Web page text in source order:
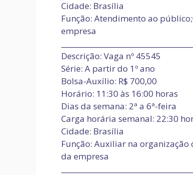
Cidade: Brasília
Função: Atendimento ao
empresa
Descrição: Vaga nº 45545
Série: A partir do 1º ano
Bolsa-Auxílio: R$ 700,00
Horário: 11:30 às 16:00 horas
Dias da semana: 2ª a 6ª-feira
Carga horária semanal: 22:30
Cidade: Brasília
Função: Auxiliar na
da empresa